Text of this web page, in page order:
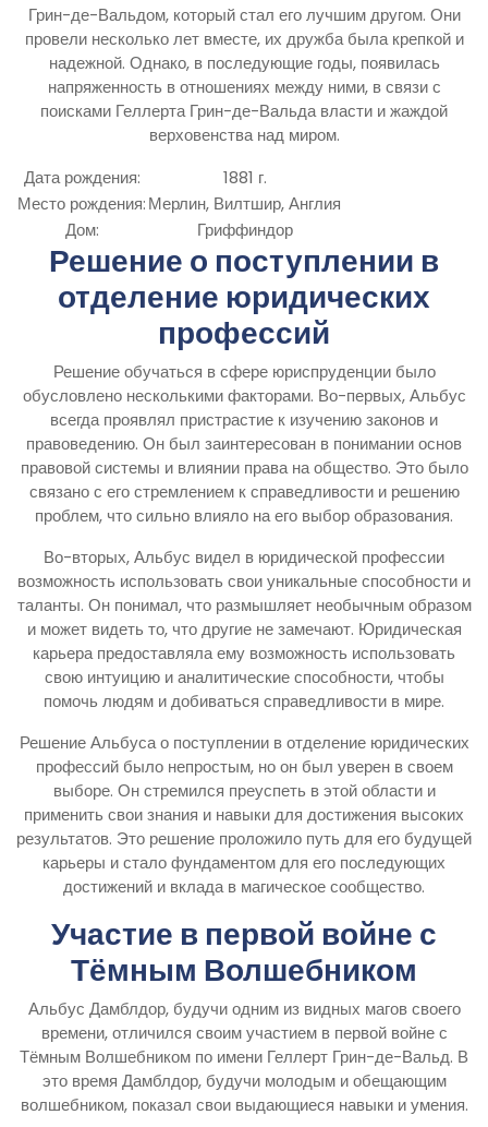
Грин-де-Вальдом, который стал его лучшим другом. Они
провели несколько лет вместе, их дружба была крепкой и
надежной. Однако, в последующие годы, появилась
напряженность в отношениях между ними, в связи с
поисками Геллерта Грин-де-Вальда власти и жаждой
верховенства над миром.
Дата рождения:
1881 г.
Место рождения:Мерлин, Вилтшир, Англия
Дом:
Гриффиндор
Решение о поступлении в
отделение юридических
профессий
Решение обучаться в сфере юриспруденции было
обусловлено несколькими факторами. Во-первых, Альбус
всегда проявлял пристрастие к изучению законов и
правоведению. Он был заинтересован в понимании основ
правовой системы и влиянии права на общество. Это было
связано с его стремлением к справедливости и решению
проблем, что сильно влияло на его выбор образования.
Во-вторых, Альбус видел в юридической профессии
возможность использовать свои уникальные способности и
таланты. Он понимал, что размышляет необычным образом
и может видеть то, что другие не замечают. Юридическая
карьера предоставляла ему возможность использовать
свою интуицию и аналитические способности, чтобы
помочь людям и добиваться справедливости в мире.
Решение Альбуса о поступлении в отделение юридических
профессий было непростым, но он был уверен в своем
выборе. Он стремился преуспеть в этой области и
применить свои знания и навыки для достижения высоких
результатов. Это решение проложило путь для его будущей
карьеры и стало фундаментом для его последующих
достижений и вклада в магическое сообщество.
Участие в первой войне с
Тёмным Волшебником
Альбус Дамблдор, будучи одним из видных магов своего
времени, отличился своим участием в первой войне с
Тёмным Волшебником по имени Геллерт Грин-де-Вальд. В
это время Дамблдор, будучи молодым и обещающим
волшебником, показал свои выдающиеся навыки и умения.